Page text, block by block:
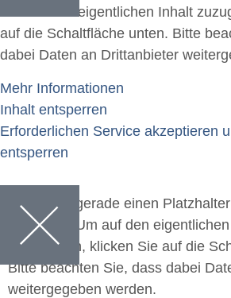
Um auf den eigentlichen Inhalt
auf die Schaltfläche unten. Bitte
dabei Daten an Drittanbieter
Mehr Informationen
Inhalt entsperren
Erforderlichen Service akzeptieren
entsperren
Sie sehen gerade einen
Calendly
. Um auf den
zuzugreifen, klicken Sie auf die
Bitte beachten Sie, dass dabei
weitergegeben werden.